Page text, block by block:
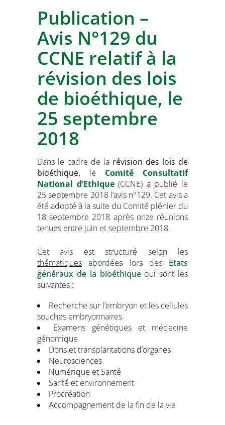
Publication –
Avis N°129 du
CCNE relatif à la
révision des lois
de bioéthique, le
25 septembre
2018
Dans le cadre de la révision des lois de
bioéthique, le Comité Consultatif
National d’Ethique(CCNE) a publié le
25 septembre 2018 l’avis n°129. Cet avis a
été adopté à la suite du Comité plénier du
18 septembre 2018 après onze réunions
tenues entre juin et septembre 2018.
Cet avis est structuré selon les
thématiques abordées lors des Etats
généraux de la bioéthiquequi sont les
suivantes :
Recherche sur l’embryon et les cellules
souches embryonnaires
Examens génétiques et médecine
génomique
Dons et transplantations d’organes
Neurosciences
Numérique et Santé
Santé et environnement
Procréation
Accompagnement de la fin de la vie